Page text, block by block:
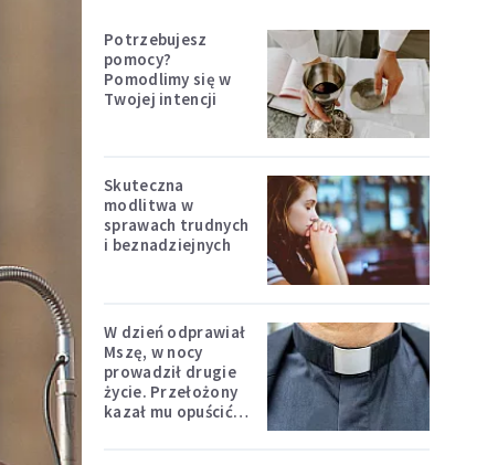
Potrzebujesz
pomocy?
Pomodlimy się w
Twojej intencji
Skuteczna
modlitwa w
sprawach trudnych
i beznadziejnych
W dzień odprawiał
Mszę, w nocy
prowadził drugie
życie. Przełożony
kazał mu opuścić